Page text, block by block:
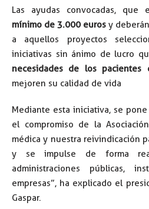
Las ayudas convocadas, que
mínimo de 3.000 euros y
a aquellos proyectos
iniciativas sin ánimo de lucro
necesidades de los pacientes
mejoren su calidad de vida
Mediante esta iniciativa, se
el compromiso de la
médica y nuestra reivindicación
y se impulse de forma
administraciones públicas,
empresas”, ha explicado el
Gaspar.